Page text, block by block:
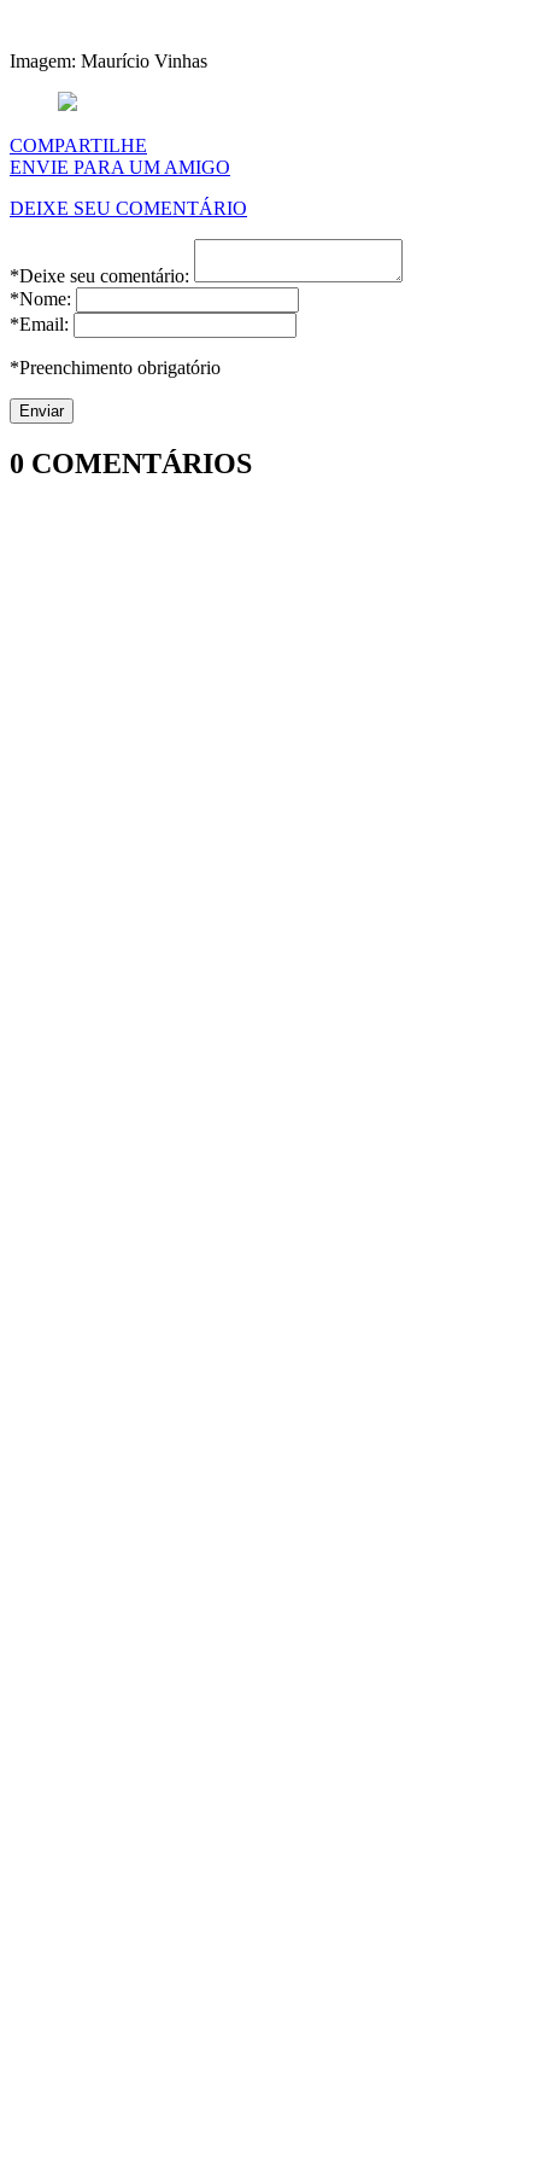
Imagem: Maurício Vinhas
COMPARTILHE
ENVIE PARA UM AMIGO
DEIXE SEU COMENTÁRIO
*Deixe seu comentário:
*Nome:
*Email:
*Preenchimento obrigatório
0 COMENTÁRIOS